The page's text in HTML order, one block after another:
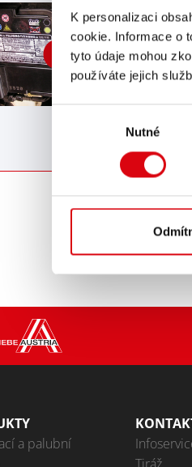
K personalizaci
cookie. Informace o
tyto údaje mohou
používáte jejich
Nutné
OE=
OE
číslic
a
a palubní